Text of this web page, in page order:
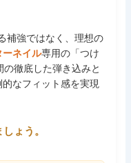
補強ではなく、理想の
ーネイル専用の「つけ
徹底した弾き込みと
なフィット感を実現
ょう。